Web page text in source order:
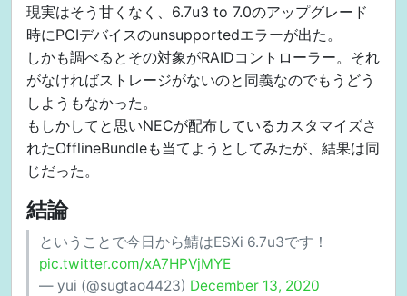
現実はそう甘くなく、6.7u3 to 7.0のアップグレード
時にPCIデバイスのunsupportedエラーが出た。
しかも調べるとその対象がRAIDコントローラー。それ
がなければストレージがないのと同義なのでもうどう
しようもなかった。
もしかしてと思いNECが配布しているカスタマイズさ
れたOfflineBundleも当てようとしてみたが、結果は同
じだった。
結論
ということで今日から鯖はESXi 6.7u3です！
pic.twitter.com/xA7HPVjMYE
— yui (@sugtao4423) December 13, 2020